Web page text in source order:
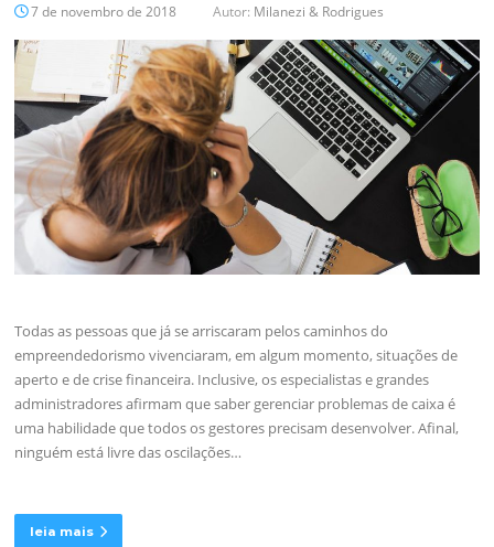
7 de novembro de 2018 Autor: Milanezi & Rodrigues
Todas as pessoas que já se arriscaram pelos caminhos do
empreendedorismo vivenciaram, em algum momento, situações de
aperto e de crise financeira. Inclusive, os especialistas e grandes
administradores afirmam que saber gerenciar problemas de caixa é
uma habilidade que todos os gestores precisam desenvolver. Afinal,
ninguém está livre das oscilações…
leia mais